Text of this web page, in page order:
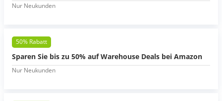
Nur Neukunden
50% Rabatt
Sparen Sie bis zu 50% auf Warehouse Deals bei Amazon
Nur Neukunden